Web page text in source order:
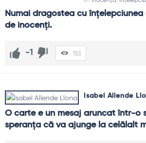
Numai dragostea cu
de inocenţi.
-1 153
Isabel Allende
O carte e un mesaj aruncat într-o
speranţa că va ajunge la celălalt